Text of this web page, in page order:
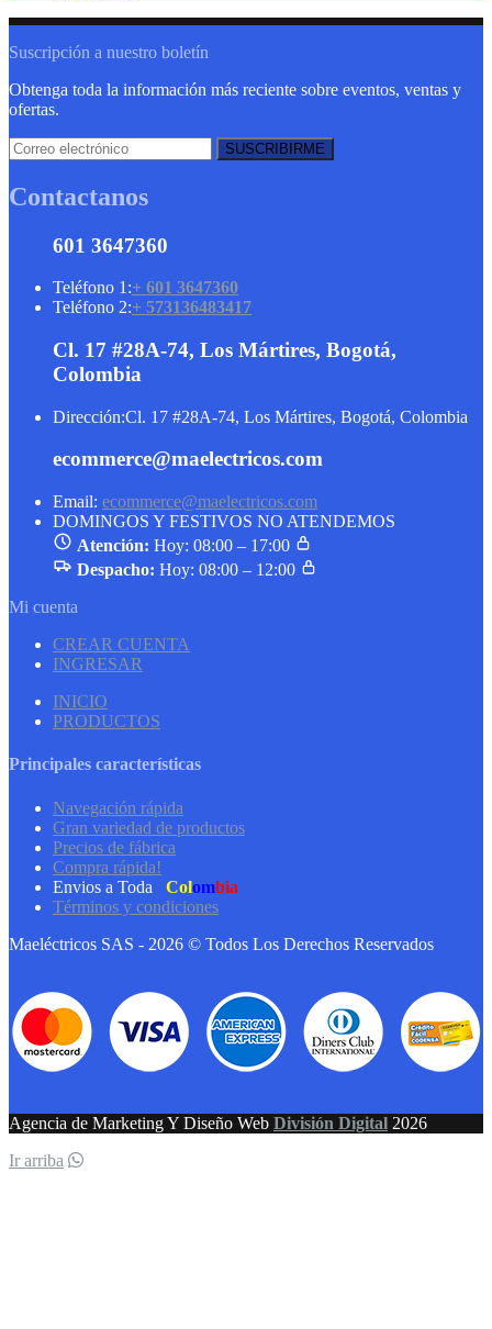
Suscripción a nuestro boletín
Obtenga toda la información más reciente sobre eventos, ventas y
ofertas.
Contactanos
601 3647360
Teléfono 1:+ 601 3647360
Teléfono 2:+ 573136483417
Cl. 17 #28A-74, Los Mártires, Bogotá,
Colombia
Dirección:Cl. 17 #28A-74, Los Mártires, Bogotá, Colombia
ecommerce@maelectricos.com
Email: ecommerce@maelectricos.com
DOMINGOS Y FESTIVOS NO ATENDEMOS
Atención: Hoy: 08:00 – 17:00
Despacho: Hoy: 08:00 – 12:00
Mi cuenta
CREAR CUENTA
INGRESAR
INICIO
PRODUCTOS
Principales características
Navegación rápida
Gran variedad de productos
Precios de fábrica
Compra rápida!
Envios a Toda
Colombia
Términos y condiciones
Maeléctricos SAS - 2026 © Todos Los Derechos Reservados
Agencia de Marketing Y Diseño Web División Digital 2026
Ir arriba